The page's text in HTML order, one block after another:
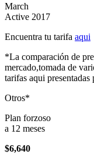
March
Active 2017
Encuentra tu tarifa aqui
*La comparación de
mercado,tomada de
tarifas aqui presentadas
Otros*
Plan forzoso
a 12 meses
$6,640